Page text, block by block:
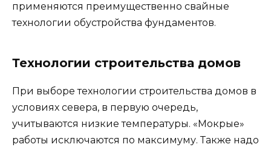
применяются преимущественно свайные
технологии обустройства фундаментов.
Технологии строительства домов
При выборе технологии строительства домов в
условиях севера, в первую очередь,
учитываются низкие температуры. «Мокрые»
работы исключаются по максимуму. Также надо